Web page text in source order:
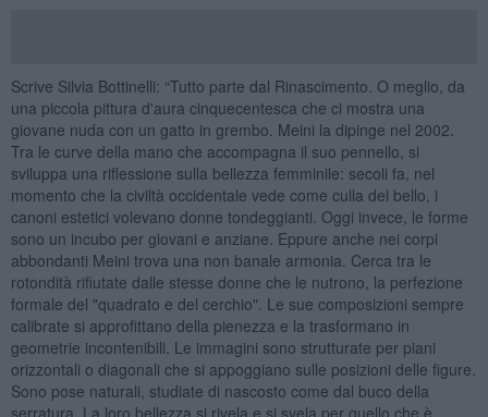
Scrive Silvia Bottinelli: “Tutto parte dal Rinascimento. O meglio, da
una piccola pittura d'aura cinquecentesca che ci mostra una
giovane nuda con un gatto in grembo. Meini la dipinge nel 2002.
Tra le curve della mano che accompagna il suo pennello, si
sviluppa una riflessione sulla bellezza femminile: secoli fa, nel
momento che la civiltà occidentale vede come culla del bello, i
canoni estetici volevano donne tondeggianti. Oggi invece, le forme
sono un incubo per giovani e anziane. Eppure anche nei corpi
abbondanti Meini trova una non banale armonia. Cerca tra le
rotondità rifiutate dalle stesse donne che le nutrono, la perfezione
formale del "quadrato e del cerchio". Le sue composizioni sempre
calibrate si approfittano della pienezza e la trasformano in
geometrie incontenibili. Le immagini sono strutturate per piani
orizzontali o diagonali che si appoggiano sulle posizioni delle figure.
Sono pose naturali, studiate di nascosto come dal buco della
serratura. La loro bellezza si rivela e si svela per quello che è.